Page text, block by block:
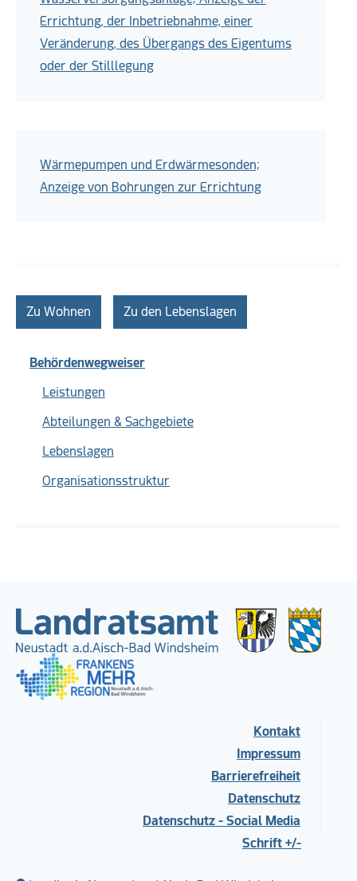
Errichtung, der Inbetriebnahme, einer
Veränderung, des Übergangs des Eigentums
oder der Stilllegung
Wärmepumpen und Erdwärmesonden;
Anzeige von Bohrungen zur Errichtung
Zu Wohnen Zu den Lebenslagen
Behördenwegweiser
Leistungen
Abteilungen & Sachgebiete
Lebenslagen
Organisationsstruktur
Kontakt
Impressum
Barrierefreiheit
Datenschutz
Datenschutz - Social Media
Schrift +/-